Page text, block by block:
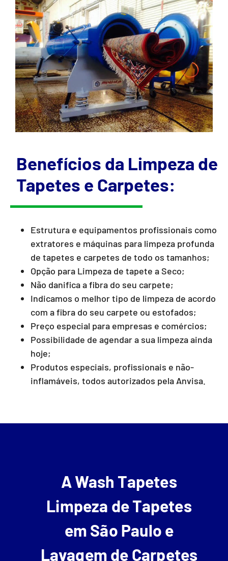
Benefícios da Limpeza de
Tapetes e Carpetes:
Estrutura e equipamentos profissionais como
extratores e máquinas para limpeza profunda
de tapetes e carpetes de todo os tamanhos;
Opção para Limpeza de tapete a Seco;
Não danifica a fibra do seu carpete;
Indicamos o melhor tipo de limpeza de acordo
com a fibra do seu carpete ou estofados;
Preço especial para empresas e comércios;
Possibilidade de agendar a sua limpeza ainda
hoje;
Produtos especiais, profissionais e não-
inflamáveis, todos autorizados pela Anvisa.
A Wash Tapetes
Limpeza de Tapetes
em São Paulo e
Lavagem de Carpetes